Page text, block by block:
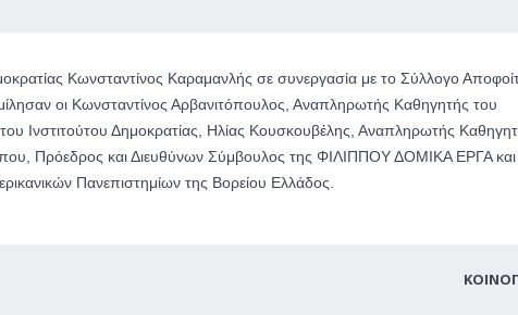
Κωνσταντίνος Καραμανλής σε συνεργασία με το Σύλλογο
οι Κωνσταντίνος Αρβανιτόπουλος, Αναπληρωτής Καθηγητής του
του Ινστιτούτου Δημοκρατίας, Ηλίας Κουσκουβέλης, Αναπληρωτής
Πρόεδρος και Διευθύνων Σύμβουλος της ΦΙΛΙΠΠΟΥ ΔΟΜΙΚΑ ΕΡΓΑ και
Πανεπιστημίων της Βορείου Ελλάδος.